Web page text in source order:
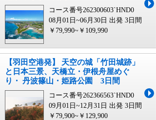
コース番号262300603`HND0
08月01日~06月30日 出発 3日間
￥79,990~￥109,990
【羽田空港発】 天空の城「竹田城跡」
と日本三景、天橋立・伊根舟屋めぐ
り・ 丹波篠山・姫路公園 3日間
コース番号262366563`HND0
09月01日~12月31日 出発 3日間
￥79,900~￥129,900